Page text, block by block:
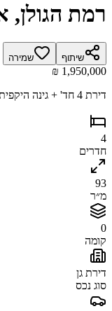
רמת הגולן,
שיתוף שמירה
דירת 4 חד' + גינה היקפית בפרויקט "מאליבו" במיקום עורפי ושקט, לדירה 2 חניות פרטיות + מחסן, מטבח משודרג, יחידת הורים מרווחת, אופציה להרחבה של סלון הבית + ניתן לייצר חדר שינה נוסף במידה ורוכשים להשקעה.
4
חדרים
93
מ״ר
0
קומה
דירת גן
סוג נכס